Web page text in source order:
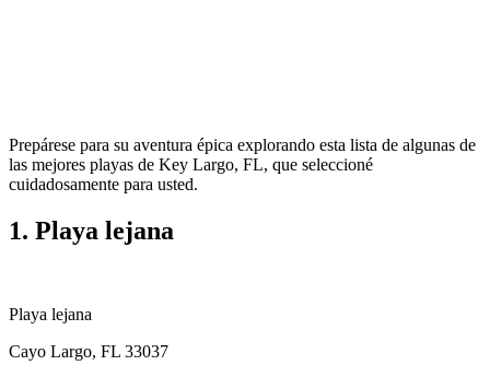
Prepárese para su aventura épica explorando esta lista de algunas de
las mejores playas de Key Largo, FL, que seleccioné
cuidadosamente para usted.
1. Playa lejana
Playa lejana
Cayo Largo, FL 33037